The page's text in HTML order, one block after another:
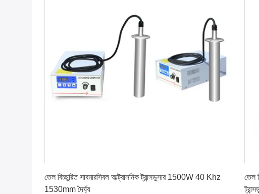
তেল বিচ্ছুরিত সাবমারসিবল আল্ট্রাসনিক ট্রান্সডুসার 1500W 40 Khz
1530mm দৈর্ঘ্য
তেল